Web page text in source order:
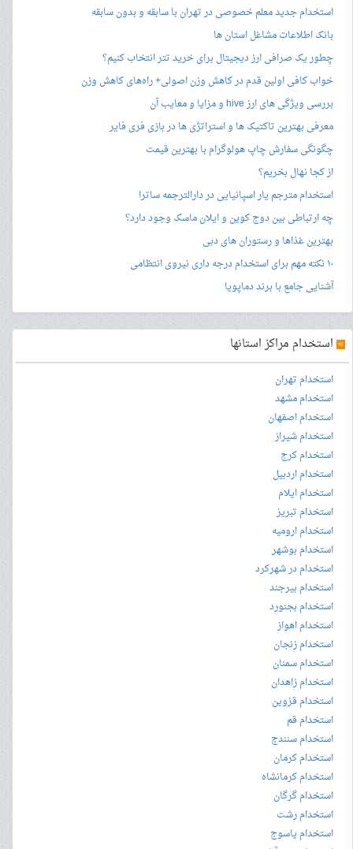
استخدام جدید معلم خصوصی در تهران با سابقه و بدون سابقه
بانک اطلاعات مشاغل استان ها
چطور یک صرافی ارز دیجیتال برای خرید تتر انتخاب کنیم؟
خواب کافی اولین قدم در کاهش وزن اصولی+ راه‌های کاهش وزن
بررسی ویژگی های ارز hive و مزایا و معایب آن
معرفی بهترین تاکتیک ها و استراتژی ها در بازی فری فایر
چگونگی سفارش چاپ هولوگرام با بهترین قیمت
از کجا نهال بخریم؟
استخدام مترجم یار اسپانیایی در دارالترجمه ساترا
چه ارتباطی بین دوج کوین و ایلان ماسک وجود دارد؟
بهترین غذاها و رستوران های دبی
۱۰ نکته مهم برای استخدام درجه داری نیروی انتظامی
آشنایی جامع با برند دماپویا
» استخدام مراکز استانها
استخدام تهران
استخدام مشهد
استخدام اصفهان
استخدام شیراز
استخدام کرج
استخدام اردبیل
استخدام ایلام
استخدام تبریز
استخدام ارومیه
استخدام بوشهر
استخدام در شهرکرد
استخدام بیرجند
استخدام بجنورد
استخدام اهواز
استخدام زنجان
استخدام سمنان
استخدام زاهدان
استخدام قزوین
استخدام قم
استخدام سنندج
استخدام کرمان
استخدام کرمانشاه
استخدام گرگان
استخدام رشت
استخدام یاسوج